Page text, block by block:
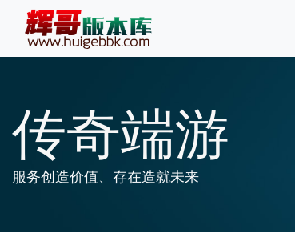
传奇端游
服务创造价值、存在造就未来